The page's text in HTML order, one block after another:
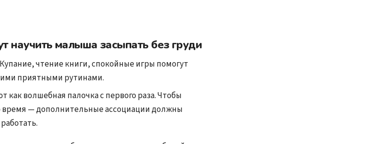
научить малыша засыпать без груди
Купание, чтение книги, спокойные игры помогут
приятными рутинами.
как волшебная палочка с первого раза. Чтобы
— дополнительные ассоциации должны